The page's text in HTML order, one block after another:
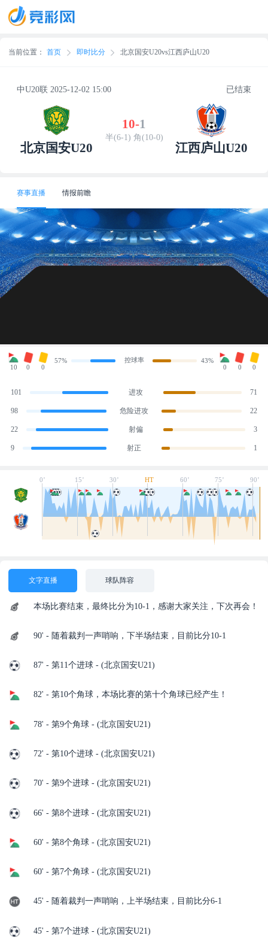
当前位置： 首页 即时比分 北京国安U20vs江西庐山U20
中U20联 2025-12-02 15:00 已结束
北京国安U20
10-1
半(6-1) 角(10-0)
江西庐山U20
赛事直播 情报前瞻
10 0 0
57% 控球率
43%
0
0 0
101 进攻 71
98 危险进攻 22
22 射偏 3
9 射正 1
0’ 15’ 30’ HT 60’ 75’ 90’
文字直播 球队阵容
本场比赛结束，最终比分为10-1，感谢大家关注，下次再会！
90' - 随着裁判一声哨响，下半场结束，目前比分10-1
87' - 第11个进球 - (北京国安U21)
82' - 第10个角球，本场比赛的第十个角球已经产生！
78' - 第9个角球 - (北京国安U21)
72' - 第10个进球 - (北京国安U21)
70' - 第9个进球 - (北京国安U21)
66' - 第8个进球 - (北京国安U21)
60' - 第8个角球 - (北京国安U21)
60' - 第7个角球 - (北京国安U21)
45' - 随着裁判一声哨响，上半场结束，目前比分6-1
45' - 第7个进球 - (北京国安U21)